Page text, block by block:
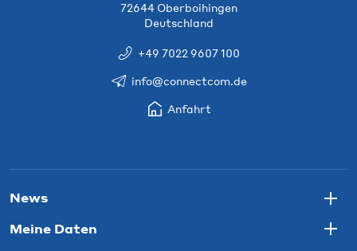
72644 Oberboihingen
Deutschland
+49 7022 9607 100
info@connectcom.de
Anfahrt
News
Meine Daten